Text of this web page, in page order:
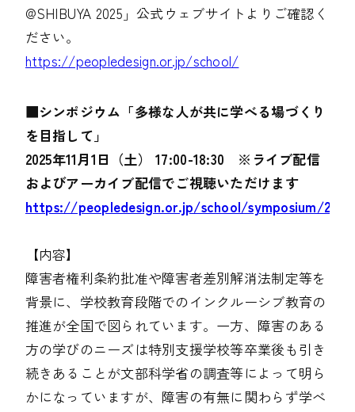
@SHIBUYA 2025」公式ウェブサイトよりご確認く
ださい。
https://peopledesign.or.jp/school/
■シンポジウム「多様な人が共に学べる場づくり
を目指して」
2025年11月1日（土） 17:00-18:30 ※ライブ配信
およびアーカイブ配信でご視聴いただけます
https://peopledesign.or.jp/school/symposium/
【内容】
障害者権利条約批准や障害者差別解消法制定等を
背景に、学校教育段階でのインクルーシブ教育の
推進が全国で図られています。一方、障害のある
方の学びのニーズは特別支援学校等卒業後も引き
続きあることが文部科学省の調査等によって明ら
かになっていますが、障害の有無に関わらず学べ